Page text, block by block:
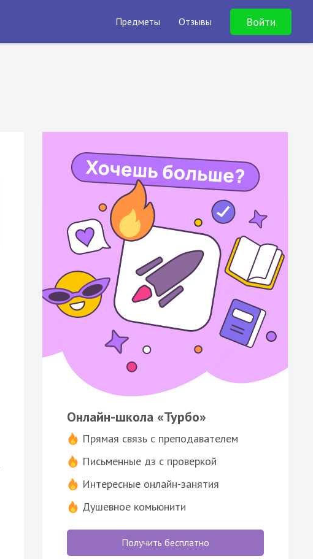
Предметы Отзывы Войти
Онлайн-школа «Турбо»
Прямая связь с преподавателем
Письменные дз с проверкой
Интересные онлайн-занятия
Душевное комьюнити
Получить бесплатно